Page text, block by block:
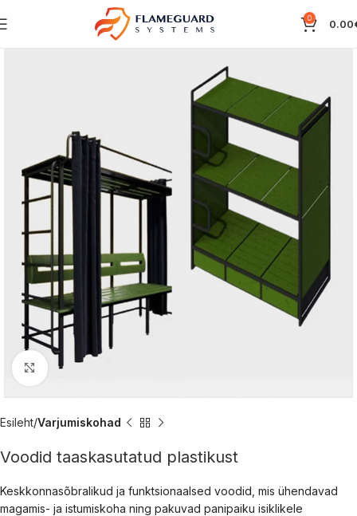
0 0.00
Kliki suurendamiseks
Esileht Varjumiskohad
Voodid taaskasutatud plastikust
Keskkonnasõbralikud ja funktsionaalsed voodid, mis ühendavad
magamis- ja istumiskoha ning pakuvad panipaiku isiklikele